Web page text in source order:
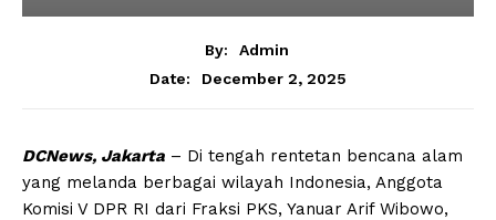
By:
Admin
Date:
December 2, 2025
DCNews, Jakarta – Di tengah rentetan bencana alam
yang melanda berbagai wilayah Indonesia, Anggota
Komisi V DPR RI dari Fraksi PKS, Yanuar Arif Wibowo,